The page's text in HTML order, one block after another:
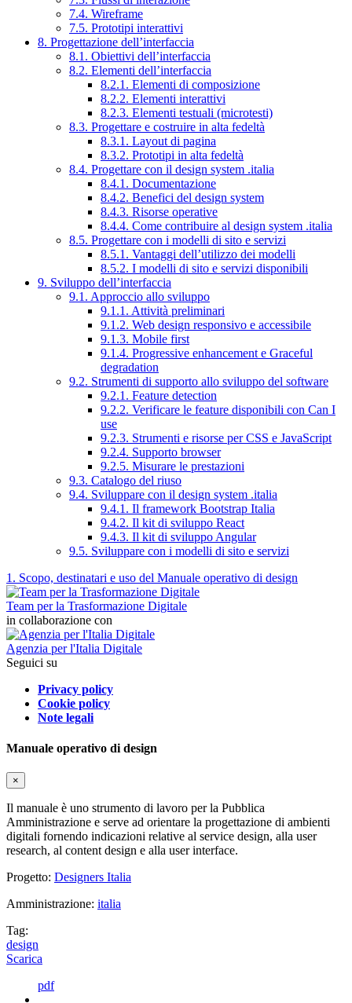
7.4. Wireframe
7.5. Prototipi interattivi
8. Progettazione dell’interfaccia
8.1. Obiettivi dell’interfaccia
8.2. Elementi dell’interfaccia
8.2.1. Elementi di composizione
8.2.2. Elementi interattivi
8.2.3. Elementi testuali (microtesti)
8.3. Progettare e costruire in alta fedeltà
8.3.1. Layout di pagina
8.3.2. Prototipi in alta fedeltà
8.4. Progettare con il design system .italia
8.4.1. Documentazione
8.4.2. Benefici del design system
8.4.3. Risorse operative
8.4.4. Come contribuire al design system .italia
8.5. Progettare con i modelli di sito e servizi
8.5.1. Vantaggi dell’utilizzo dei modelli
8.5.2. I modelli di sito e servizi disponibili
9. Sviluppo dell’interfaccia
9.1. Approccio allo sviluppo
9.1.1. Attività preliminari
9.1.2. Web design responsivo e accessibile
9.1.3. Mobile first
9.1.4. Progressive enhancement e Graceful
degradation
9.2. Strumenti di supporto allo sviluppo del software
9.2.1. Feature detection
9.2.2. Verificare le feature disponibili con Can I
use
9.2.3. Strumenti e risorse per CSS e JavaScript
9.2.4. Supporto browser
9.2.5. Misurare le prestazioni
9.3. Catalogo del riuso
9.4. Sviluppare con il design system .italia
9.4.1. Il framework Bootstrap Italia
9.4.2. Il kit di sviluppo React
9.4.3. Il kit di sviluppo Angular
9.5. Sviluppare con i modelli di sito e servizi
1. Scopo, destinatari e uso del Manuale operativo di design
Team per la Trasformazione Digitale
in collaborazione con
Agenzia per l'Italia Digitale
Seguici su
Privacy policy
Cookie policy
Note legali
Manuale operativo di design
×
Il manuale è uno strumento di lavoro per la Pubblica
Amministrazione e serve ad orientare la progettazione di ambienti
digitali fornendo indicazioni relative al service design, alla user
research, al content design e alla user interface.
Progetto: Designers Italia
Amministrazione: italia
Tag:
design
Scarica
pdf